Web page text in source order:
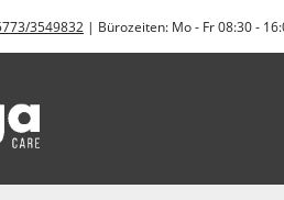
3549832 | Bürozeiten: Mo - Fr 08:30 -